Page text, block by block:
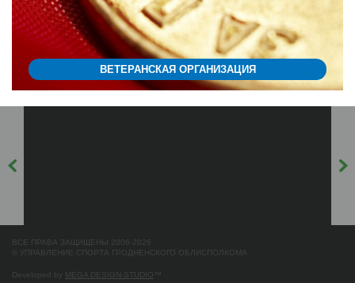
ВЕТЕРАНСКАЯ ОРГАНИЗАЦИЯ
ВСЕ ПРАВА ЗАЩИЩЕНЫ 2006-2026
© УПРАВЛЕНИЕ СПОРТА ГРОДНЕНСКОГО ОБЛИСПОЛКОМА
Developed by MEGA DESIGN-STUDIO ™